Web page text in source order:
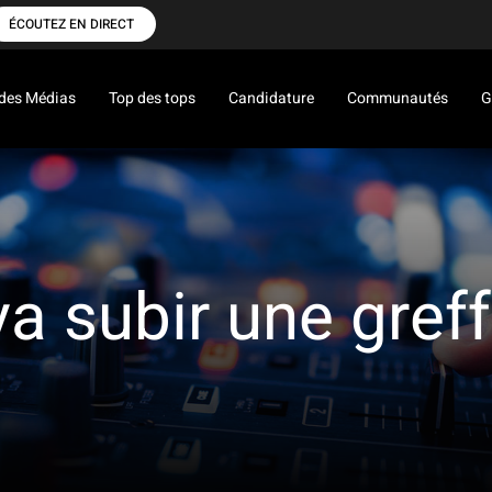
ÉCOUTEZ EN DIRECT
Médias Top des tops Candidature Communautés
subir une